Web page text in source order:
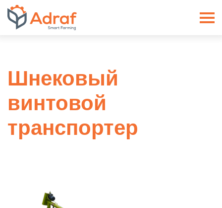
Шнековый
винтовой
транспортер
ADRAF // Producent maszyn